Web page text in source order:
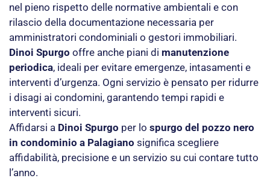
nel pieno rispetto delle normative ambientali e con
rilascio della documentazione necessaria per
amministratori condominiali o gestori immobiliari.
Dinoi Spurgo offre anche piani di manutenzione
periodica, ideali per evitare emergenze, intasamenti e
interventi d’urgenza. Ogni servizio è pensato per ridurre
i disagi ai condomini, garantendo tempi rapidi e
interventi sicuri.
Affidarsi a Dinoi Spurgo per lo spurgo del pozzo nero
in condominio a Palagiano significa scegliere
affidabilità, precisione e un servizio su cui contare tutto
l’anno.